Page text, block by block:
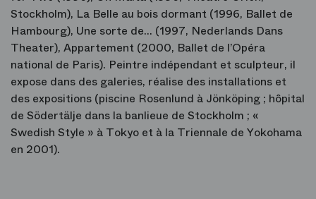
Stockholm), La Belle au bois dormant (1996, Ballet de
Hambourg), Une sorte de… (1997, Nederlands Dans
Theater), Appartement (2000, Ballet de l’Opéra
national de Paris). Peintre indépendant et sculpteur, il
expose dans des galeries, réalise des installations et
des expositions (piscine Rosenlund à Jönköping ; hôpital
de Södertälje dans la banlieue de Stockholm ; «
Swedish Style » à Tokyo et à la Triennale de Yokohama
en 2001).